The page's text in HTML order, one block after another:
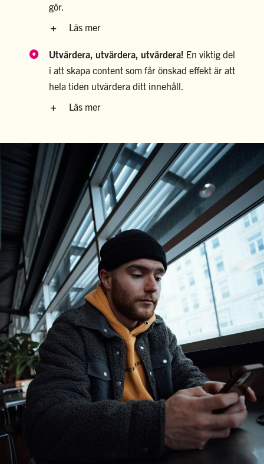
gör.
Läs mer
Utvärdera, utvärdera, utvärdera! En viktig del
i att skapa content som får önskad effekt är att
hela tiden utvärdera ditt innehåll.
Läs mer